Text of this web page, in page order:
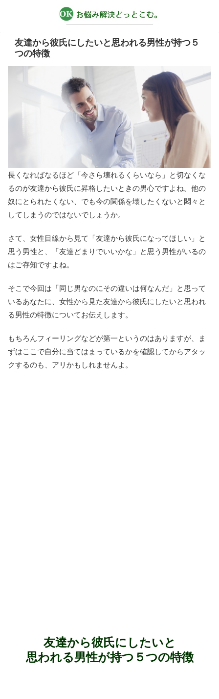
友達から彼氏にしたいと思われる男性が持つ５
つの特徴
長くなればなるほど「今さら壊れるくらいなら」と切なくな
るのが友達から彼氏に昇格したいときの男心ですよね。他の
奴にとられたくない、でも今の関係を壊したくないと悶々と
してしまうのではないでしょうか。
さて、女性目線から見て「友達から彼氏になってほしい」と
思う男性と、「友達どまりでいいかな」と思う男性がいるの
はご存知ですよね。
そこで今回は「同じ男なのにその違いは何なんだ」と思って
いるあなたに、女性から見た友達から彼氏にしたいと思われ
る男性の特徴についてお伝えします。
もちろんフィーリングなどが第一というのはありますが、ま
ずはここで自分に当てはまっているかを確認してからアタッ
クするのも、アリかもしれませんよ。
友達から彼氏にしたいと
思われる男性が持つ５つの特徴